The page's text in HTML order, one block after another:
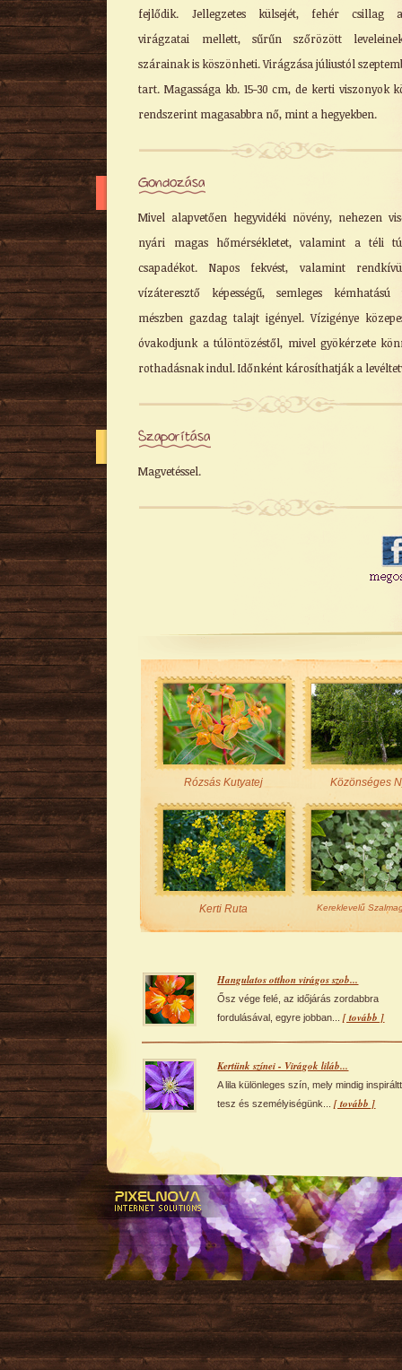
fejlődik. Jellegzetes külsejét, fehér csillag
virágzatai mellett, sűrűn szőrözött
szárainak is köszönheti. Virágzása júliustól
tart. Magassága kb. 15-30 cm, de kerti viszonyok
rendszerint magasabbra nő, mint a hegyekben.
Gondozása
Mivel alapvetően hegyvidéki növény, nehezen
nyári magas hőmérsékletet, valamint a téli
csapadékot. Napos fekvést, valamint
vízáteresztő képességű, semleges kémhatású
mészben gazdag talajt igényel. Vízigénye
óvakodjunk a túlöntözéstől, mivel gyökérzete
rothadásnak indul. Időnként károsíthatják a
Szaporítása
Magvetéssel.
Rózsás Kutyatej Közönséges
Kerti Ruta Kereklevelű
Hangulatos otthon virágos szob...
Ősz vége felé, az időjárás zordabbra
fordulásával, egyre jobban...[ tovább ]
Kertünk színei - Virágok liláb...
A lila különleges szín, mely mindig
tesz és személyiségünk...[ tovább ]